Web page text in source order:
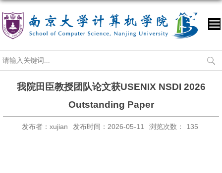
我院田臣教授团队论文获USENIX NSDI 2026
Outstanding Paper
发布者：xujian 发布时间：2026-05-11 浏览次数： 135